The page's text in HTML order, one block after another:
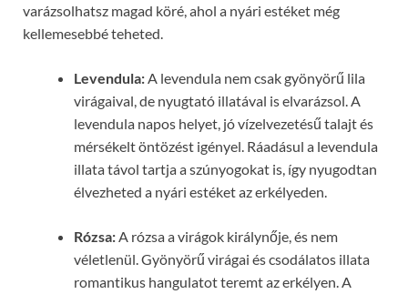
varázsolhatsz magad köré, ahol a nyári estéket még
kellemesebbé teheted.
Levendula: A levendula nem csak gyönyörű lila
virágaival, de nyugtató illatával is elvarázsol. A
levendula napos helyet, jó vízelvezetésű talajt és
mérsékelt öntözést igényel. Ráadásul a levendula
illata távol tartja a szúnyogokat is, így nyugodtan
élvezheted a nyári estéket az erkélyeden.
Rózsa: A rózsa a virágok királynője, és nem
véletlenül. Gyönyörű virágai és csodálatos illata
romantikus hangulatot teremt az erkélyen. A